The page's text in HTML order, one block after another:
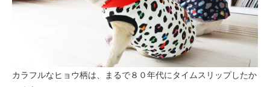
カラフルなヒョウ柄は、まるで８０年代にタイムスリップしたか